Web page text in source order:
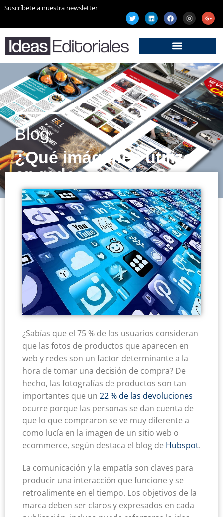
Suscríbete a nuestra newsletter
Blog
¿Qué imágenes utilizo
en redes sociales?
¿Sabías que el 75 % de los usuarios consideran
que las fotos de productos que aparecen en
web y redes son un factor determinante a la
hora de tomar una decisión de compra? De
hecho, las fotografías de productos son tan
importantes que un 22 % de las devoluciones
ocurre porque las personas se dan cuenta de
que lo que compraron se ve muy diferente a
como lucía en la imagen de un sitio web o
ecommerce, según destaca el blog de Hubspot.
La comunicación y la empatía son claves para
producir una interacción que funcione y se
retroalimente en el tiempo. Los objetivos de la
marca deben ser claros y expresados en cada